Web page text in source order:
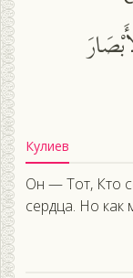
Кулиев
Он — Тот, Кто
сердца. Но как